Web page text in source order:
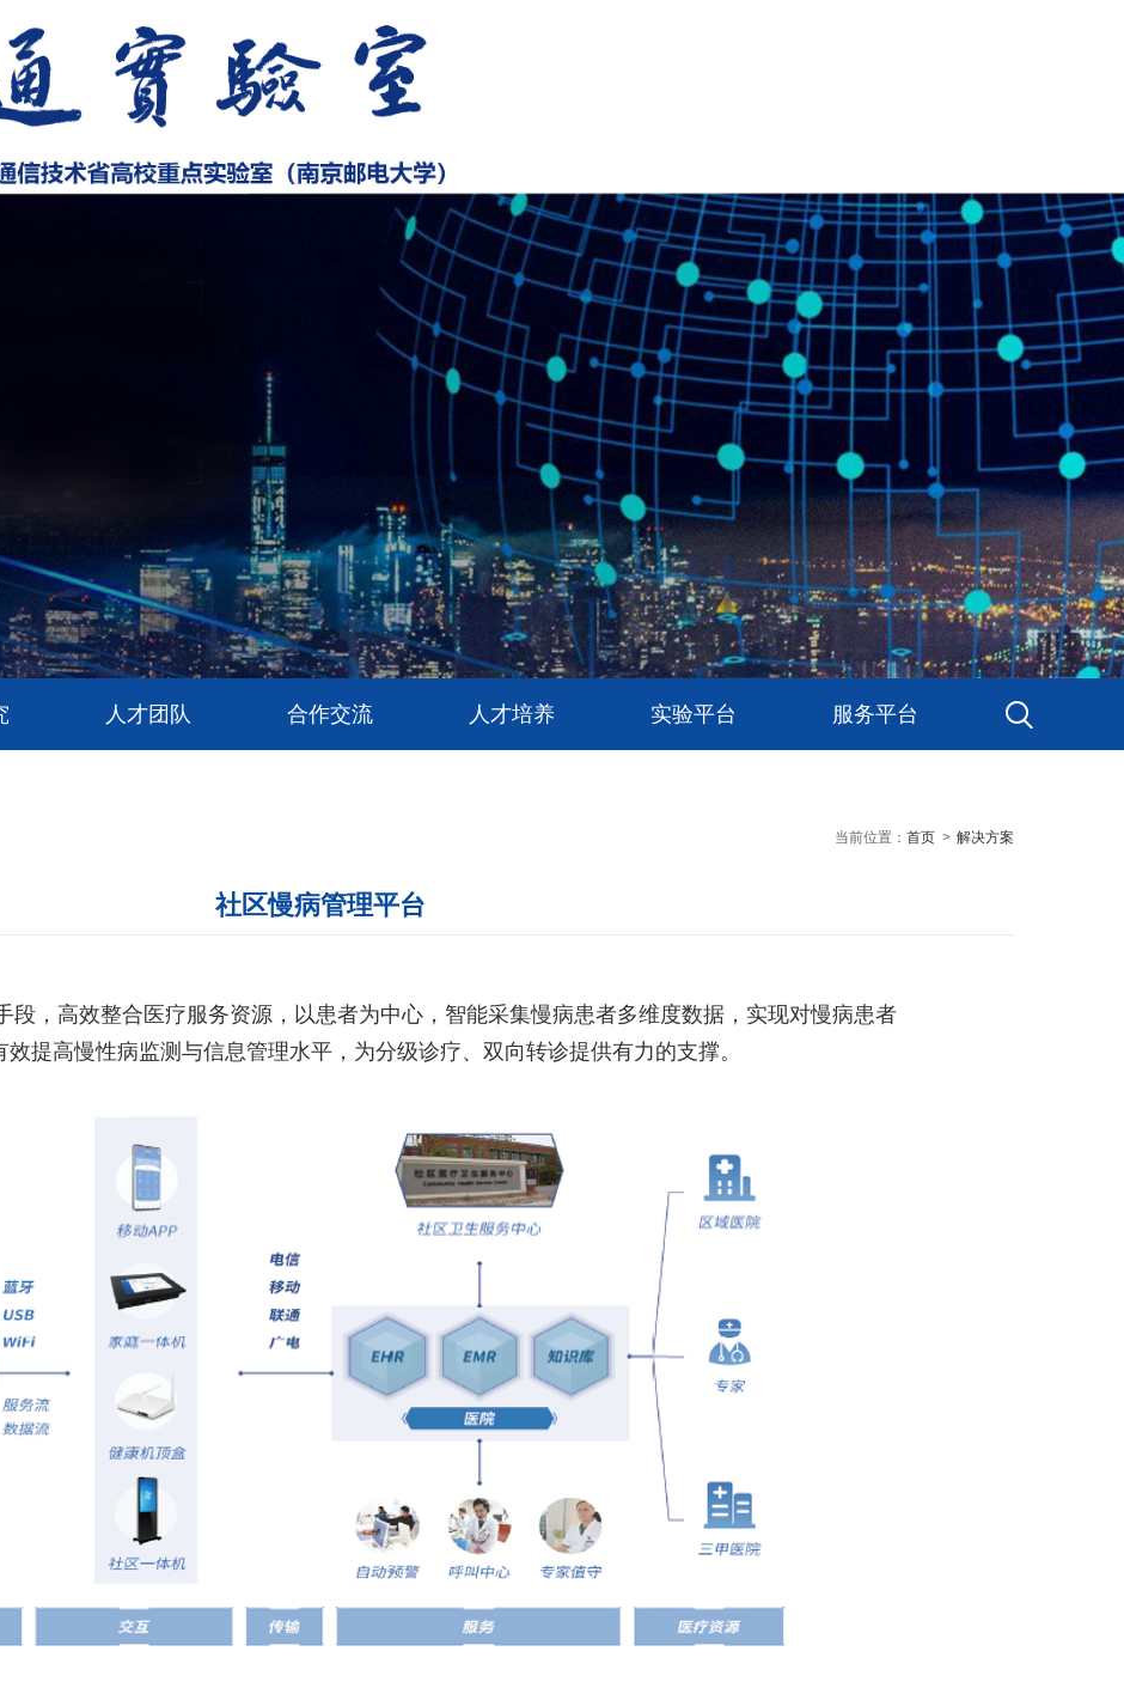
人才团队 合作交流 人才培养 实验平台 服务平台
当前位置： 首页 > 解决方案
社区慢病管理平台
段，高效整合医疗服务资源，以患者为中心，智能采集慢病患者多维度数据，实现对慢病患者
提高慢性病监测与信息管理水平，为分级诊疗、双向转诊提供有力的支撑。